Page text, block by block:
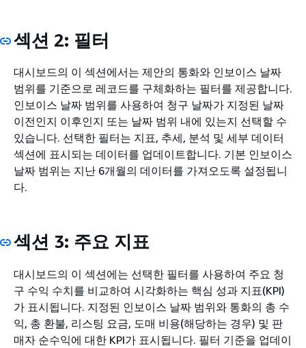
섹션 2: 필터
대시보드의 이 섹션에서는 제안의 통화와 인보이스 날짜
범위를 기준으로 레코드를 구체화하는 필터를 제공합니다.
인보이스 날짜 범위를 사용하여 청구 날짜가 지정된 날짜
이전인지 이후인지 또는 날짜 범위 내에 있는지 선택할 수
있습니다. 선택한 필터는 지표, 추세, 분석 및 세부 데이터
섹션에 표시되는 데이터를 업데이트합니다. 기본 인보이스
날짜 범위는 지난 6개월의 데이터를 가져오도록 설정됩니
다.
섹션 3: 주요 지표
대시보드의 이 섹션에는 선택한 필터를 사용하여 주요 청
구 수익 수치를 비교하여 시각화하는 핵심 성과 지표(KPI)
가 표시됩니다. 지정된 인보이스 날짜 범위와 통화의 총 수
익, 총 환불, 리스팅 요금, 도매 비용(해당하는 경우) 및 판
매자 순수익에 대한 KPI가 표시됩니다. 필터 기준을 업데이